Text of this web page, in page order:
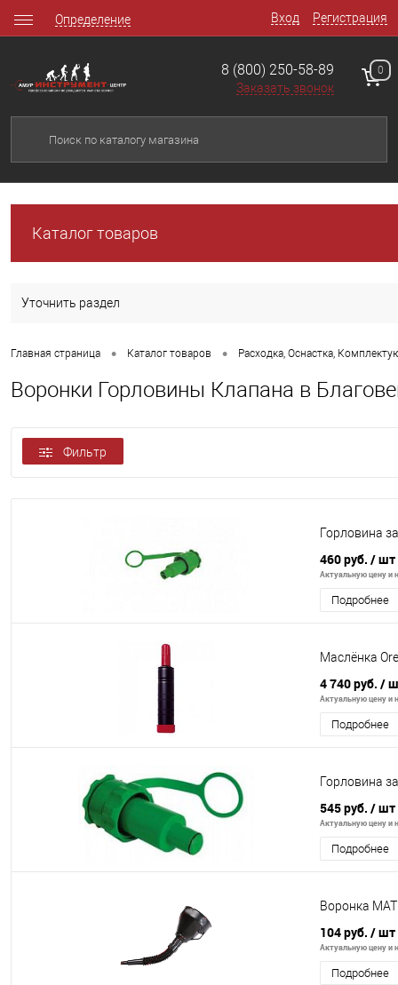
Вход Регистрация
Определение
8 (800) 250-58-89
Заказать звонок
0
Каталог товаров
Уточнить раздел
Главная страница • Каталог товаров • Расходка, Оснастка,
Воронки Горловины Клапана в
Фильтр
Горловина
460 руб. / шт
Актуальную цену и
Подробнее
Маслёнка
4 740 руб. /
Актуальную цену и
Подробнее
Горловина
545 руб. / шт
Актуальную цену и
Подробнее
Воронка
104 руб. / шт
Актуальную цену и
Подробнее